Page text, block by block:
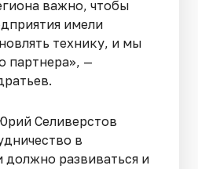
важно, чтобы
имели
технику, и мы
партнера», —
Селиверстов
в
развиваться и